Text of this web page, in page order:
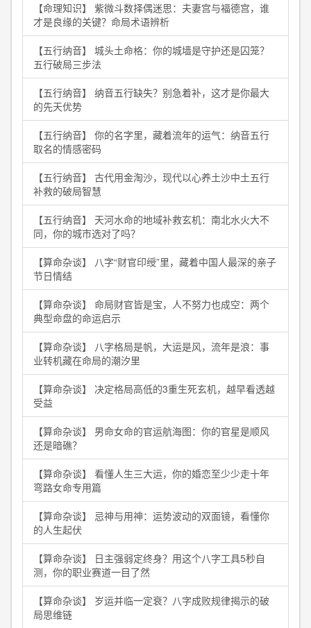
【命理知识】 紫微斗数择偶迷思：夫妻宫与福德宫，谁
才是良缘的关键？命局术语辨析
【五行纳音】 城头土命格：你的城墙是守护还是囚笼？
五行破局三步法
【五行纳音】 纳音五行缺失？别急着补，这才是你最大
的先天优势
【五行纳音】 你的名字里，藏着流年的运气：纳音五行
取名的情感密码
【五行纳音】 古代用金淘沙，现代以心养土沙中土五行
补救的破局智慧
【五行纳音】 天河水命的地域补救玄机：南北水火大不
同，你的城市选对了吗？
【算命杂谈】 八字“财官印绶”里，藏着中国人最深的亲子
节日情结
【算命杂谈】 命局财官皆是宝，人不努力也成空：两个
典型命盘的命运启示
【算命杂谈】 八字格局是帆，大运是风，流年是浪：事
业转机藏在命局的潮汐里
【算命杂谈】 决定格局高低的3重生死玄机，越早看透越
受益
【算命杂谈】 男命女命的官运航海图：你的官星是顺风
还是暗礁？
【算命杂谈】 看懂人生三大运，你的婚恋至少少走十年
弯路女命专用篇
【算命杂谈】 忌神与用神：运势波动的双面镜，看懂你
的人生起伏
【算命杂谈】 日主强弱定终身？用这个八字工具5秒自
测，你的职业赛道一目了然
【算命杂谈】 岁运并临一定衰？八字成败规律揭示的破
局思维链